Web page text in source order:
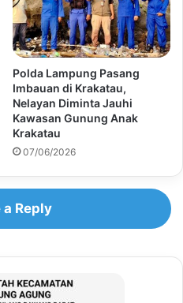
Polda Lampung Pasang
Imbauan di Krakatau,
Nelayan Diminta Jauhi
Kawasan Gunung Anak
Krakatau
07/06/2026
a Reply